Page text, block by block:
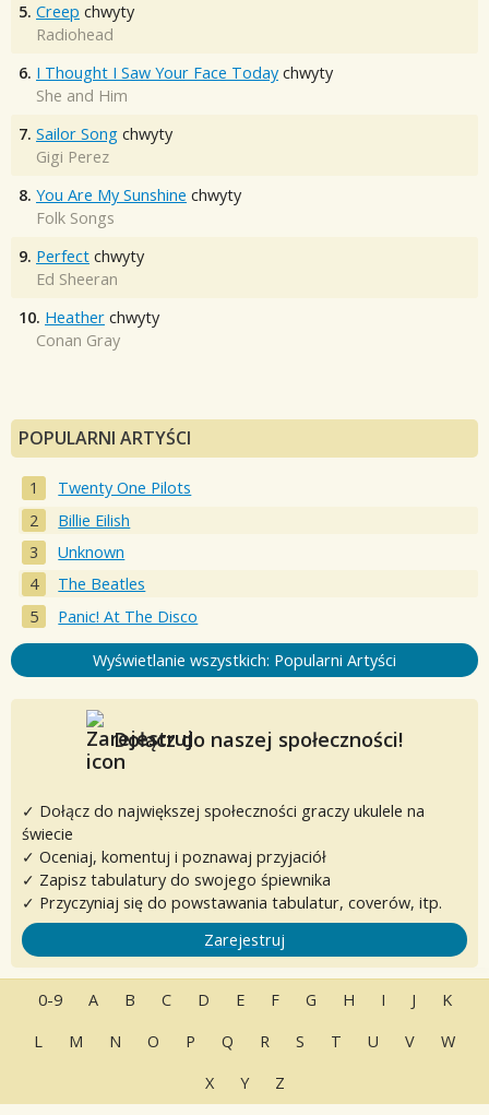
5. Creep chwyty
Radiohead
6. I Thought I Saw Your Face Today chwyty
She and Him
7. Sailor Song chwyty
Gigi Perez
8. You Are My Sunshine chwyty
Folk Songs
9. Perfect chwyty
Ed Sheeran
10. Heather chwyty
Conan Gray
POPULARNI ARTYŚCI
Twenty One Pilots
Billie Eilish
Unknown
The Beatles
Panic! At The Disco
Wyświetlanie wszystkich: Popularni Artyści
Dołącz do naszej społeczności!
✓ Dołącz do największej społeczności graczy ukulele na
świecie
✓ Oceniaj, komentuj i poznawaj przyjaciół
✓ Zapisz tabulatury do swojego śpiewnika
✓ Przyczyniaj się do powstawania tabulatur, coverów, itp.
Zarejestruj
0-9 A B C D E F G H I J
K
L
M N O P Q R S T U V
W
X
Y Z